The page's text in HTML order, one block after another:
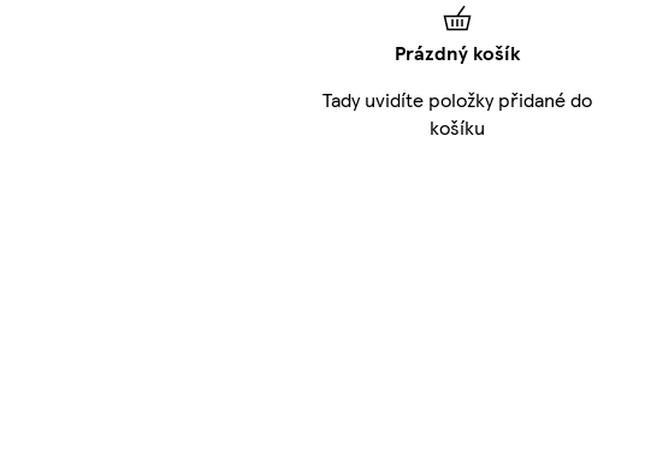
Prázdný košík
Tady uvidíte položky přidané do
košíku